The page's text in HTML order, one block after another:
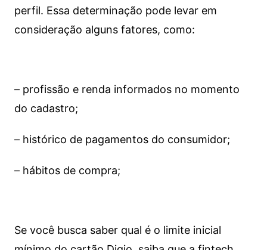
perfil. Essa determinação pode levar em
consideração alguns fatores, como:
– profissão e renda informados no momento
do cadastro;
– histórico de pagamentos do consumidor;
– hábitos de compra;
Se você busca saber qual é o limite inicial